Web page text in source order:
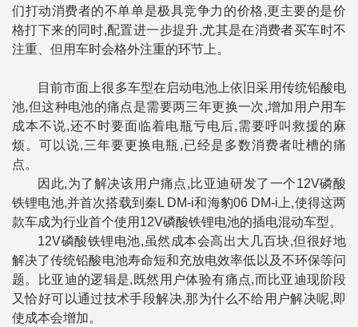
们打动消费者的不单单是极具竞争力的价格,更主要的是价
格打下来的同时,配置进一步提升,尤其是在消费者买车时不
注重、但用车时会格外注重的环节上。
目前市面上很多车型在启动电池上依旧采用传统铅酸电
池,但这种电池的痛点是需要两三年更换一次,增加用户用车
成本不说,还不时要面临着电瓶亏电后,需要呼叫救援的麻
烦。可以说,三年要更换电瓶,已经是多数消费者吐槽的痛
点。
因此,为了解决该用户痛点,比亚迪研发了一个12V磷酸
铁锂电池,并首次搭载到秦L DM-i和海豹06 DM-i上,使得这两
款车成为行业首个使用12V磷酸铁锂电池的插电混动车型。
12V磷酸铁锂电池,虽然成本会高出大几百块,但很好地
解决了传统铅酸电池寿命短和充放电效率低以及不环保等问
题。比亚迪的逻辑是,既然用户体验有痛点,而比亚迪现阶段
又恰好可以通过技术手段解决,那为什么不给用户解决呢,即
使成本会增加。